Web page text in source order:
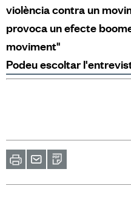
violència contra un
provoca un efecte
moviment"
Podeu escoltar
ImprimirEnvia
a
PDF